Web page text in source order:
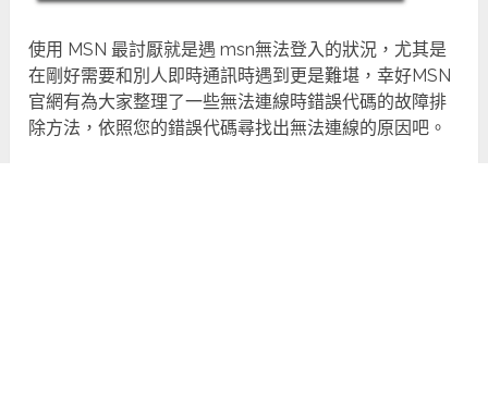
使用 MSN 最討厭就是遇 msn無法登入的狀況，尤其是
在剛好需要和別人即時通訊時遇到更是難堪，幸好MSN
官網有為大家整理了一些無法連線時錯誤代碼的故障排
除方法，依照您的錯誤代碼尋找出無法連線的原因吧。